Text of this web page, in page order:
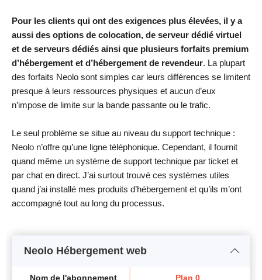
Pour les clients qui ont des exigences plus élevées, il y a
aussi des options de colocation, de serveur dédié virtuel
et de serveurs dédiés ainsi que plusieurs forfaits premium
d’hébergement et d’hébergement de revendeur. La plupart
des forfaits Neolo sont simples car leurs différences se limitent
presque à leurs ressources physiques et aucun d’eux
n’impose de limite sur la bande passante ou le trafic.
Le seul problème se situe au niveau du support technique :
Neolo n’offre qu’une ligne téléphonique. Cependant, il fournit
quand même un système de support technique par ticket et
par chat en direct. J’ai surtout trouvé ces systèmes utiles
quand j’ai installé mes produits d’hébergement et qu’ils m’ont
accompagné tout au long du processus.
Neolo Hébergement web
Nom de l'abonnement Plan 0